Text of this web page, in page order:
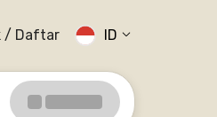
/ Daftar ID